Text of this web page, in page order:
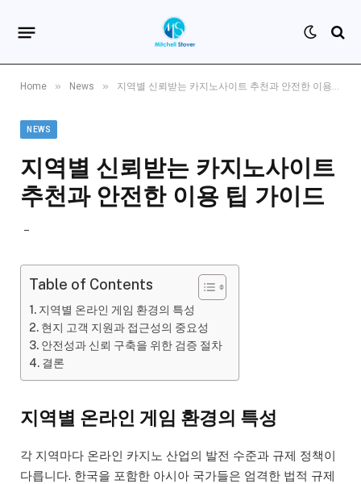
Home » News » 지역별 신뢰받는 카지노사이트 추천과 안전한 이용 팁 가이드
NEWS
지역별 신뢰받는 카지노사이트
추천과 안전한 이용 팁 가이드
Table of Contents
지역별 온라인 게임 환경의 특성
현지 고객 지원과 접근성의 중요성
안전성과 신뢰 구축을 위한 검증 절차
결론
지역별 온라인 게임 환경의 특성
각 지역마다 온라인 카지노 산업의 발전 수준과 규제 정책이
다릅니다. 한국을 포함한 아시아 국가들은 엄격한 법적 규제